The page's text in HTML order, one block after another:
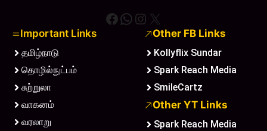
Facebook
WhatsApp
Instagram
X
Important Links
தமிழ்நாடு
தொழில்நுட்பம்
சுற்றுலா
வாகனம்
வரலாறு
Other FB Links
Kollyflix Sundar
Spark Reach Media
SmileCartz
Other YT Links
Spark Reach Media